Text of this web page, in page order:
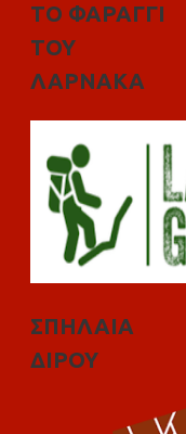
ΤΟ ΦΑΡΑΓΓΙ
ΤΟΥ
ΛΑΡΝΑΚΑ
ΣΠΗΛΑΙΑ
ΔΙΡΟΥ